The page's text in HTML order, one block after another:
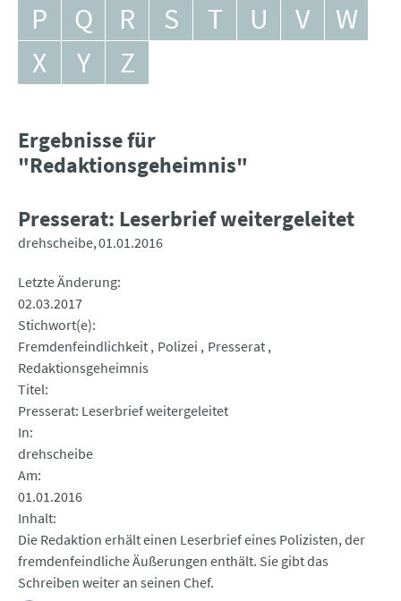
P
Q R S T U V
W
X
Y Z
Ergebnisse für
"Redaktionsgeheimnis"
Presserat: Leserbrief weitergeleitet
drehscheibe 01.01.2016
Letzte Änderung
02.03.2017
Stichwort(e)
Fremdenfeindlichkeit Polizei
Presserat
Redaktionsgeheimnis
Titel
Presserat: Leserbrief weitergeleitet
In
drehscheibe
Am
01.01.2016
Inhalt
Die Redaktion erhält einen Leserbrief eines Polizisten, der
fremdenfeindliche Äußerungen enthält. Sie gibt das
Schreiben weiter an seinen Chef.